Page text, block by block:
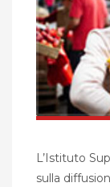
L’Istituto
sulla